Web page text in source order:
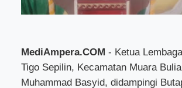
MediAmpera.COM - Ketua
Tigo Sepilin, Kecamatan Muara
Muhammad Basyid, didampingi